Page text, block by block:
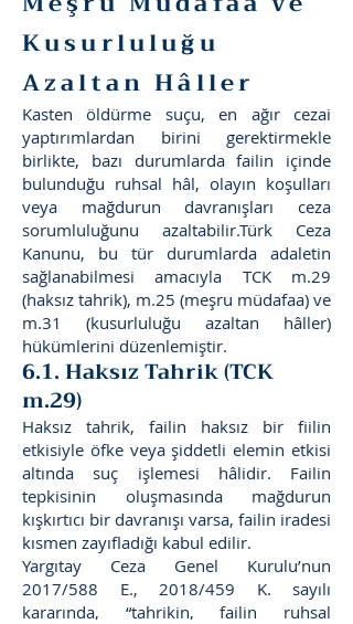
Kusurluluğu
Azaltan Hâller
Kasten öldürme suçu, en ağır cezai
yaptırımlardan birini gerektirmekle
birlikte, bazı durumlarda failin içinde
bulunduğu ruhsal hâl, olayın koşulları
veya mağdurun davranışları ceza
sorumluluğunu azaltabilir.Türk Ceza
Kanunu, bu tür durumlarda adaletin
sağlanabilmesi amacıyla TCK m.29
(haksız tahrik), m.25 (meşru müdafaa) ve
m.31 (kusurluluğu azaltan hâller)
hükümlerini düzenlemiştir.
6.1. Haksız Tahrik (TCK
m.29)
Haksız tahrik, failin haksız bir fiilin
etkisiyle öfke veya şiddetli elemin etkisi
altında suç işlemesi hâlidir. Failin
tepkisinin oluşmasında mağdurun
kışkırtıcı bir davranışı varsa, failin iradesi
kısmen zayıfladığı kabul edilir.
Yargıtay Ceza Genel Kurulu’nun
2017/588 E., 2018/459 K. sayılı
kararında, “tahrikin, failin ruhsal